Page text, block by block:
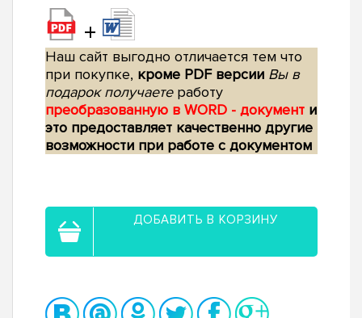
+
Наш сайт выгодно отличается тем что
при покупке, кроме PDF версии Вы в
подарок получаетеработу
преобразованную в WORD - документ и
это предоставляет качественно другие
возможности при работе с документом
ДОБАВИТЬ В КОРЗИНУ